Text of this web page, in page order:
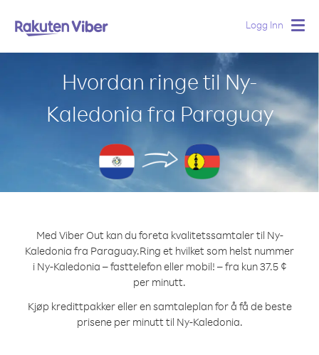
Logg Inn
Hvordan ringe til Ny-
Kaledonia fra Paraguay
Med Viber Out kan du foreta kvalitetssamtaler til Ny-
Kaledonia fra Paraguay.Ring et hvilket som helst nummer
i Ny-Kaledonia – fasttelefon eller mobil! – fra kun 37.5 ¢
per minutt.
Kjøp kredittpakker eller en samtaleplan for å få de beste
prisene per minutt til Ny-Kaledonia.